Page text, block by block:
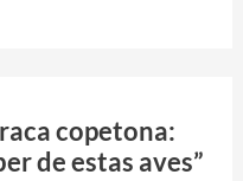
copetona:
de estas aves”